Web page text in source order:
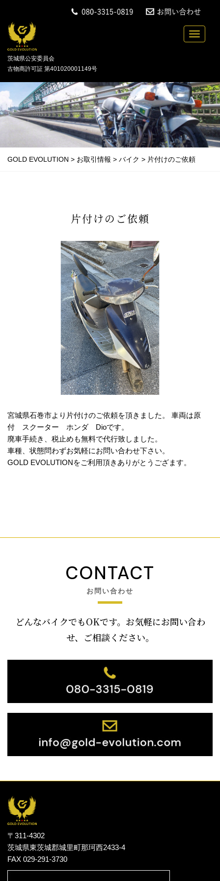
Toggle
中古バイクの買取・無料引取を行っている「
茨城県公安委員会
古物商許可証 第401020001149号
GOLD EVOLUTION > お取引情報 > バイク > 片付けのご依頼
片付けのご依頼
宮城県石巻市より片付けのご依頼を頂きました。 車両は原
付 スクーター ホンダ Dioです。
廃車手続き、税止めも無料で代行致しました。
車種、状態問わずお気軽にお問い合わせ下さい。
GOLD EVOLUTIONをご利用頂きありがとうござます。
CONTACT
お問い合わせ
どんなバイクでもOKです。お気軽にお問い合わ
せ、ご相談ください。
〒311-4302
茨城県東茨城郡城里町那珂西2433-4
FAX 029-291-3730